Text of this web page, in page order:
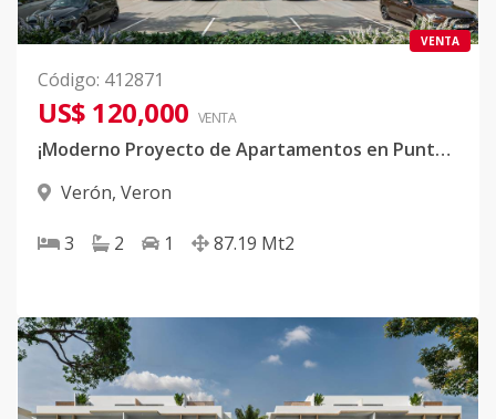
VENTA
Código: 412871
US$ 120,000 VENTA
¡Moderno Proyecto de Apartamentos en Punta Cana!
Verón, Veron
3 2 1 87.19 Mt2